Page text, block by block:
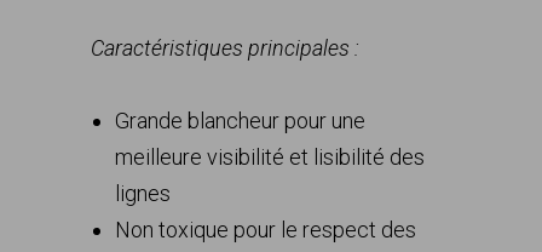
Caractéristiques principales :
Grande blancheur pour une
meilleure visibilité et lisibilité des
lignes
Non toxique pour le respect des